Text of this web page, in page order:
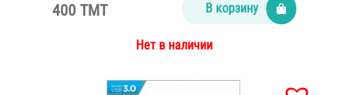
400 TMT В корзину
Нет в наличии